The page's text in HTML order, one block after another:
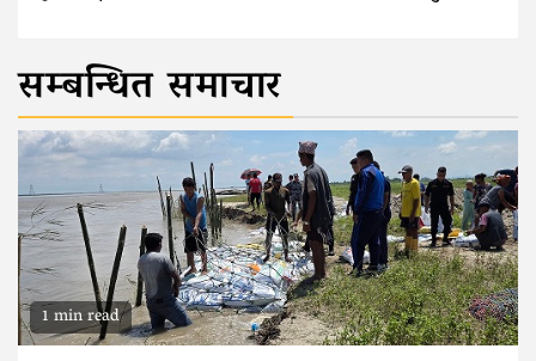
सम्बन्धित समाचार
1 min read